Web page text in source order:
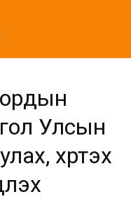
ордын
Улсын
хүртэх